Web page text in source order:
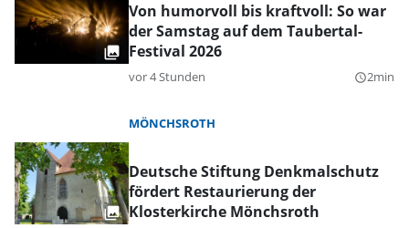
Von humorvoll bis kraftvoll: So war
der Samstag auf dem Taubertal-
Festival 2026
vor 4 Stunden query_builder2min
MÖNCHSROTH
Deutsche Stiftung Denkmalschutz
fördert Restaurierung der
Klosterkirche Mönchsroth